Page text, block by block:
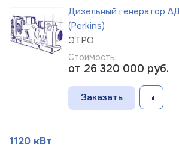
Дизельный генератор
(Perkins)
ЭТРО
Стоимость:
от 26 320 000 руб.
Заказать
1120 кВт